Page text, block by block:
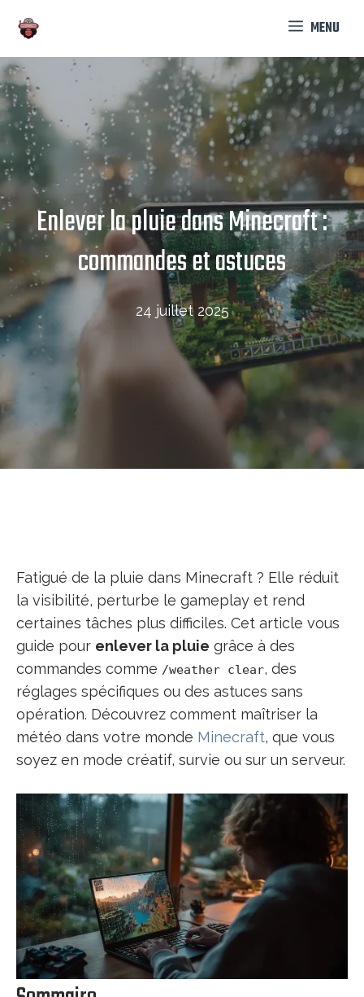
contenu
MENU
Enlever la pluie dans Minecraft :
commandes et astuces
24 juillet 2025
Fatigué de la pluie dans Minecraft ? Elle réduit
la visibilité, perturbe le gameplay et rend
certaines tâches plus difficiles. Cet article vous
guide pour enlever la pluie grâce à des
commandes comme /weather clear, des
réglages spécifiques ou des astuces sans
opération. Découvrez comment maîtriser la
météo dans votre monde Minecraft, que vous
soyez en mode créatif, survie ou sur un serveur.